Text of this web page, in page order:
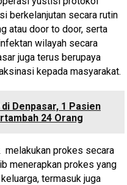
berkelanjutan secara rutin
atau door to door, serta
wilayah secara
juga terus berupaya
kepada masyarakat.
Denpasar, 1 Pasien
24 Orang
melakukan prokes secara
menerapkan prokes yang
termasuk juga